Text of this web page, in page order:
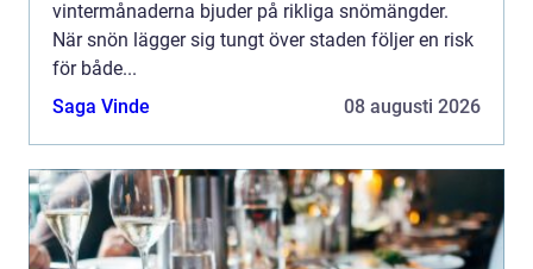
vintermånaderna bjuder på rikliga snömängder.
När snön lägger sig tungt över staden följer en risk
för både...
Saga Vinde
08 augusti 2026